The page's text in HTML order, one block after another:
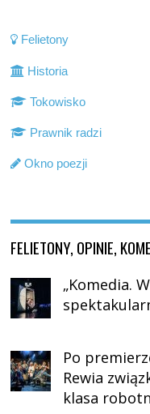
Felietony
Historia
Tokowisko
Prawnik radzi
Okno poezji
FELIETONY, OPINIE,
„Komedia.
Po
Rewia
klasa